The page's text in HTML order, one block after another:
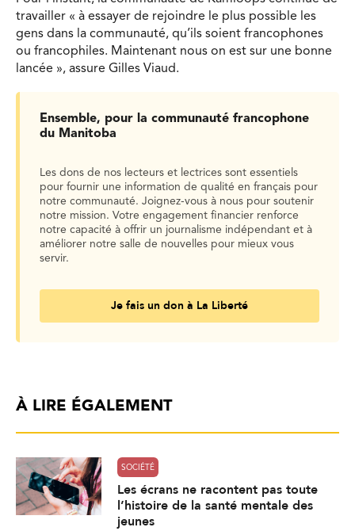
travailler « à essayer de rejoindre le plus possible les
gens dans la communauté, qu’ils soient francophones
ou francophiles. Maintenant nous on est sur une bonne
lancée », assure Gilles Viaud.
Ensemble, pour la communauté francophone
du Manitoba
Les dons de nos lecteurs et lectrices sont essentiels
pour fournir une information de qualité en français pour
notre communauté. Joignez-vous à nous pour soutenir
notre mission. Votre engagement financier renforce
notre capacité à offrir un journalisme indépendant et à
améliorer notre salle de nouvelles pour mieux vous
servir.
Je fais un don à La Liberté
À LIRE ÉGALEMENT
SOCIÉTÉ
Les écrans ne racontent pas toute
l’histoire de la santé mentale des
jeunes